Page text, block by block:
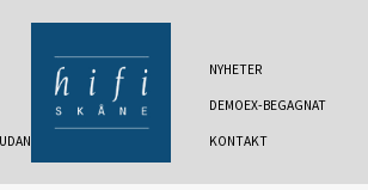
NYHETER
DEMOEX-BEGAGNAT
KONTAKT